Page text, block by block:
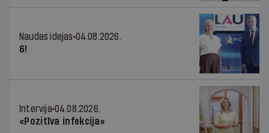
Naudas idejas 04.08.2026.
6!
Intervija 04.08.2026.
«Pozitīva infekcija»